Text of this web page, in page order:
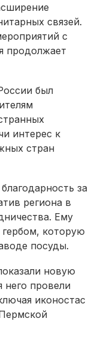
связей.
с
продолжает
был
интерес к
стран
за
региона в
Ему
которую
посуды.
новую
провели
иконостас